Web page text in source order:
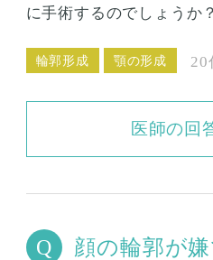
に手術するのでしょうか
いのではないか？と心配
輪郭形成 顎の形成 20
医師の回
顔の輪郭が